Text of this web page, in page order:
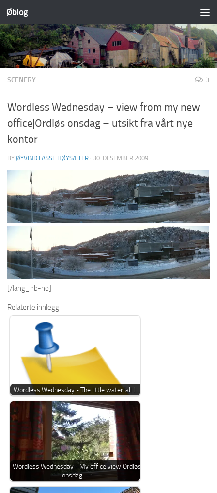
Skip to content
Øblog
SCENERY 3
Wordless Wednesday – view from my new
office|Ordløs onsdag – utsikt fra vårt nye
kontor
BY ØYVIND LASSE HØYSÆTER · 30. DESEMBER 2009
[/lang_nb-no]
Relaterte innlegg
Wordless Wednesday - The little waterfall I…
Wordless Wednesday - My office view|Ordløs
onsdag -…